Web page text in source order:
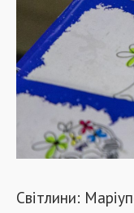
Світлини: